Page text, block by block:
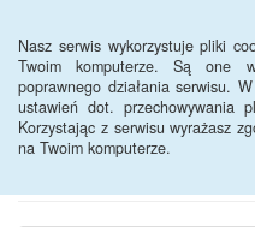
Nasz serwis wykorzystuje pliki
Twoim komputerze. Są one
poprawnego działania serwisu.
ustawień dot. przechowywania
Korzystając z serwisu wyrażasz
na Twoim komputerze.
BIP -